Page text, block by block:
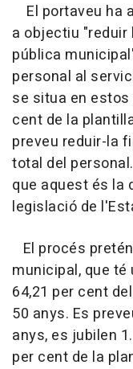
El portaveu ha
a objectiu
pública
personal al
se situa en
cent de la
preveu reduir-la
total del
que aquest és la
legislació de
El procés
municipal, que té
64,21 per cent
50 anys. Es
anys, es jubilen
per cent de la